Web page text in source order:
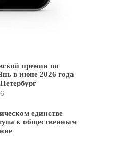
премии по
в июне 2026 года
единстве
к общественным